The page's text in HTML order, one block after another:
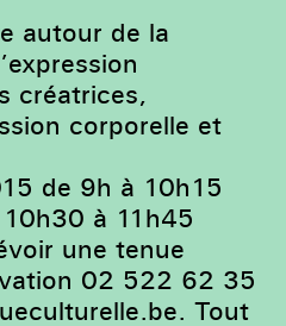
autour de la
créatrices,
corporelle et
de 9h à 10h15
à 11h45
une tenue
02 522 62 35
. Tout